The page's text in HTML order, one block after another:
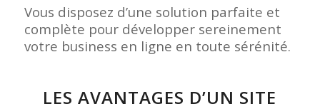
Vous disposez d’une solution parfaite et
complète pour développer sereinement
votre business en ligne en toute sérénité.
LES AVANTAGES D’UN SITE